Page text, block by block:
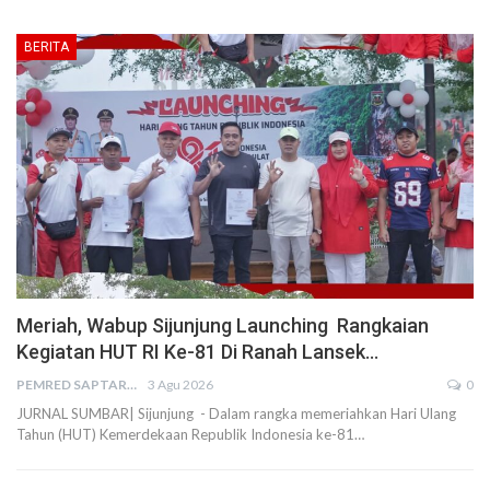
BERITA
Meriah, Wabup Sijunjung Launching Rangkaian
Kegiatan HUT RI Ke-81 Di Ranah Lansek…
PEMRED SAPTARIUS 3 Agu 2026 0
JURNAL SUMBAR| Sijunjung - Dalam rangka memeriahkan Hari Ulang
Tahun (HUT) Kemerdekaan Republik Indonesia ke-81…